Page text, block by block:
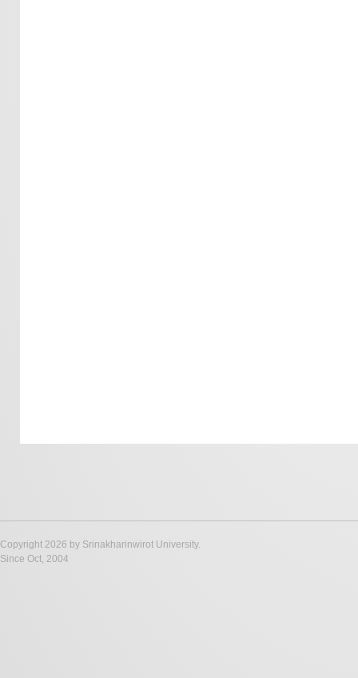
Copyright 2026 by Srinakharinwirot University.
Since Oct, 2004